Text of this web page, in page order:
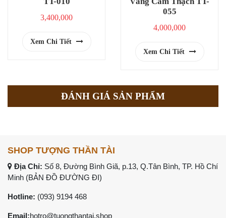
3,400,000
Xem Chi Tiết
055
4,000,000
Xem Chi Tiết
ĐÁNH GIÁ SẢN PHẨM
SHOP TƯỢNG THẦN TÀI
Địa Chỉ: Số 8, Đường Bình Giã, p.13, Q.Tân Bình, TP. Hồ Chí
Minh (BẢN ĐỒ ĐƯỜNG ĐI)
Hotline: (093) 9194 468
Email:hotro@tuongthantai.shop